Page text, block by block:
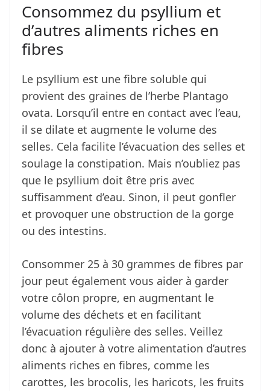
Consommez du psyllium et
d’autres aliments riches en
fibres
Le psyllium est une fibre soluble qui
provient des graines de l’herbe Plantago
ovata. Lorsqu’il entre en contact avec l’eau,
il se dilate et augmente le volume des
selles. Cela facilite l’évacuation des selles et
soulage la constipation. Mais n’oubliez pas
que le psyllium doit être pris avec
suffisamment d’eau. Sinon, il peut gonfler
et provoquer une obstruction de la gorge
ou des intestins.
Consommer 25 à 30 grammes de fibres par
jour peut également vous aider à garder
votre côlon propre, en augmentant le
volume des déchets et en facilitant
l’évacuation régulière des selles. Veillez
donc à ajouter à votre alimentation d’autres
aliments riches en fibres, comme les
carottes, les brocolis, les haricots, les fruits